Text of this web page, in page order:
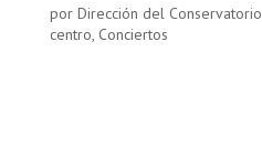
por Dirección del Conservatorio
centro, Conciertos